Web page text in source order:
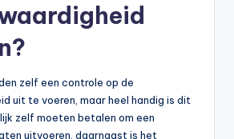
zelf een controle op de
uit te voeren, maar heel handig is dit
zelf moeten betalen om een
uitvoeren, daarnaast is het